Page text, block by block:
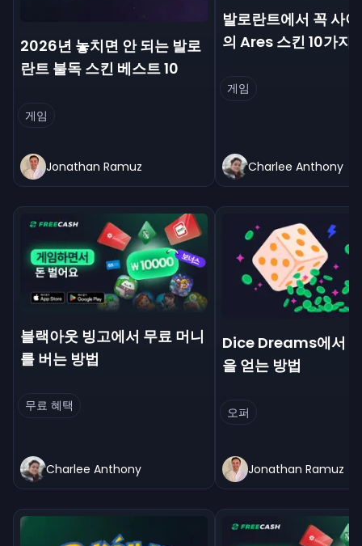
2026년 놓치면 안 되는 발로
란트 불독 스킨 베스트 10
게임
Jonathan Ramuz
발로란트에서 꼭 사
의 Ares 스킨 10가
게임
Charlee Anthony
블랙아웃 빙고에서 무료 머니
를 버는 방법
무료 혜택
Charlee Anthony
Dice Dreams에서
을 얻는 방법
오퍼
Jonathan Ramuz